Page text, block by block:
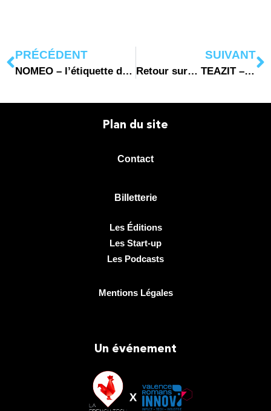
PRÉCÉDENT
NOMEO – l’étiquette digitale par CIDEO
SUIVANT
Retour sur… TEAZIT – pour découvrir adresses et évènements
Plan du site
Contact
Billetterie
Les Éditions
Les Start-up
Les Podcasts
Mentions Légales
Un événement